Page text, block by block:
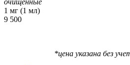
1 мг (1 мл)
9 500
*цена указана без